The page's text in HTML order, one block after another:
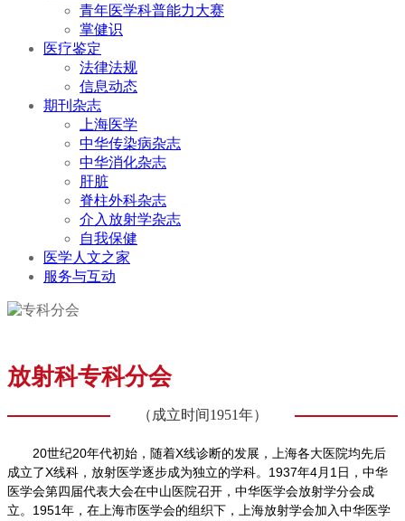
青年医学科普能力大赛
掌健识
医疗鉴定
法律法规
信息动态
期刊杂志
上海医学
中华传染病杂志
中华消化杂志
肝脏
脊柱外科杂志
介入放射学杂志
自我保健
医学人文之家
服务与互动
放射科专科分会
（成立时间1951年）
20世纪20年代初始，随着X线诊断的发展，上海各大医院均先后
成立了X线科，放射医学逐步成为独立的学科。1937年4月1日，中华
医学会第四届代表大会在中山医院召开，中华医学会放射学分会成
立。1951年，在上海市医学会的组织下，上海放射学会加入中华医学